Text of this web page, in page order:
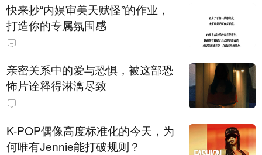
快来抄“内娱审美天赋怪”的作业，
打造你的专属氛围感
亲密关系中的爱与恐惧，被这部恐
怖片诠释得淋漓尽致
K-POP偶像高度标准化的今天，为
何唯有Jennie能打破规则？